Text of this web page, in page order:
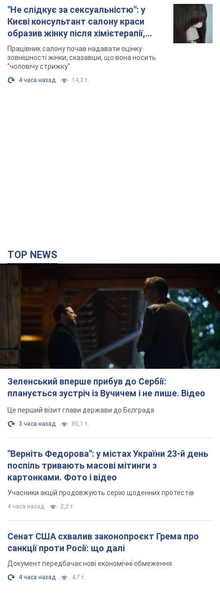
"Не слідкує за сексуальністю": у
Києві консультант салону краси
образив жінку після хімієтерапії,
розгорівся скандал. Фото
Працівник салону почав надавати оцінку
зовнішності жінки, сказавши, що вона носить
"чоловічу стрижку"
4 часа назад 14,3 т.
TOP NEWS
Зеленський вперше прибув до Сербії:
планується зустріч із Вучичем і не лише. Відео
Це перший візит глави держави до Бєлграда
3 часа назад 80,1 т.
"Верніть Федорова": у містах України 23-й день
поспіль тривають масові мітинги з
картонками. Фото і відео
Учасники акцій продовжують серію щоденних протестів
4 часа назад 2,2 т.
Сенат США схвалив законопроєкт Грема про
санкції проти Росії: що далі
Документ передбачає нові економічні обмеження
4 часа назад 4,7 т.